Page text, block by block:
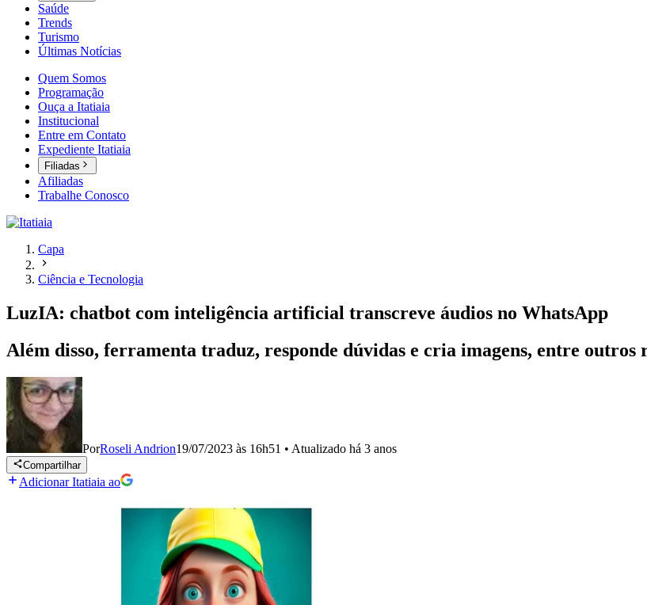
Saúde
Trends
Turismo
Últimas Notícias
Quem Somos
Programação
Ouça a Itatiaia
Institucional
Entre em Contato
Expediente Itatiaia
Filiadas
Afiliadas
Trabalhe Conosco
Capa
Ciência e Tecnologia
LuzIA: chatbot com inteligência artificial transcreve áudios no WhatsApp
Além disso, ferramenta traduz, responde dúvidas e cria imagens, entre outros
PorRoseli Andrion19/07/2023 às 16h51 • Atualizado há 3 anos
Compartilhar
Adicionar Itatiaia ao